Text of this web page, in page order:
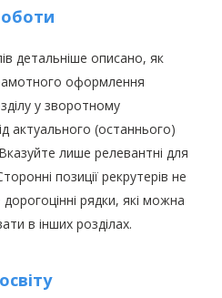
детальніше описано, як
оформлення
у зворотному
актуального (останнього)
лише релевантні для
позиції рекрутерів не
рядки, які можна
в інших розділах.